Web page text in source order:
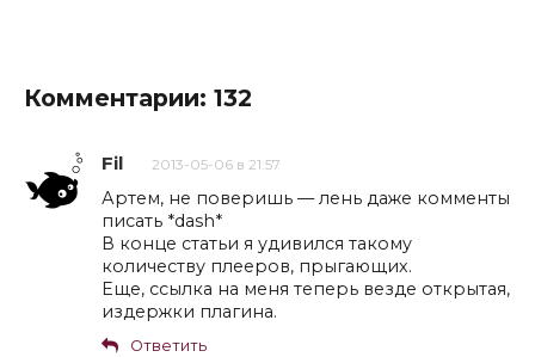
Комментарии: 132
Fil 2013-05-06 в 21:57
Артем, не поверишь — лень даже комменты
писать *dash*
В конце статьи я удивился такому
количеству плееров, прыгающих.
Еще, ссылка на меня теперь везде открытая,
издержки плагина.
Ответить